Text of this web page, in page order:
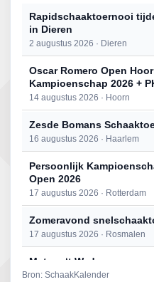
Rapidschaaktoernooi
in Dieren
2 augustus 2026 · Dieren
Oscar Romero Open
Kampioenschap 2026 +
14 augustus 2026 · Hoorn
Zesde Bomans
16 augustus 2026 · Haarlem
Persoonlijk
Open 2026
17 augustus 2026 · Rotterdam
Zomeravond
17 augustus 2026 · Rosmalen
Mat op ‘t Wad
22 augustus 2026 · Den Burg,
Bron: SchaakKalender